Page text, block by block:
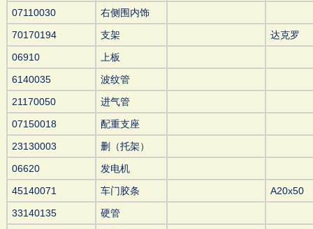
07110030
右侧围内饰
70170194
支架
达克罗
06910
上板
6140035
波纹管
21170050
进气管
07150018
配重支座
23130003
删（托架）
06620
发电机
45140071
车门胶条
A20x50
33140135
硬管